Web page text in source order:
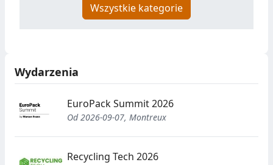
Wszystkie kategorie
Wydarzenia
EuroPack Summit 2026
Od 2026-09-07, Montreux
Recycling Tech 2026